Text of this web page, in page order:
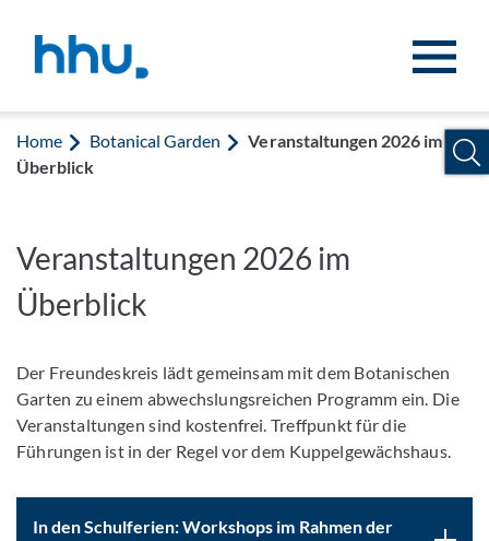
Home Botanical Garden
Veranstaltungen 2026 im
Überblick
Veranstaltungen 2026 im
Überblick
Der Freundeskreis lädt gemeinsam mit dem Botanischen
Garten zu einem abwechslungs­reichen Programm ein. Die
Veranstaltungen sind kostenfrei. Treffpunkt für die
Führungen ist in der Regel vor dem Kuppelgewächshaus.
In den Schulferien: Workshops im Rahmen der